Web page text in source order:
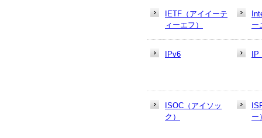
IETF（アイイーテ
ィーエフ）
ー
IPv6
ISOC（アイソッ
ク）
ー